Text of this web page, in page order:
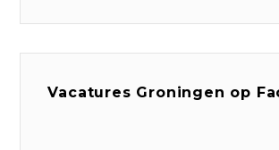
Vacatures Groningen op